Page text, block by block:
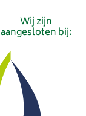
Wij zijn
aangesloten bij: